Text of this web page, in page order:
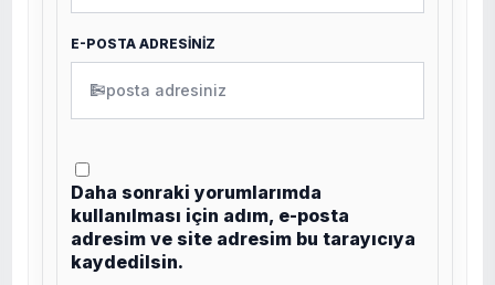
E-POSTA ADRESİNİZ
✉
Daha sonraki yorumlarımda
kullanılması için adım, e-posta
adresim ve site adresim bu tarayıcıya
kaydedilsin.